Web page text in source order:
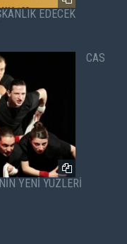
EDECEK
CAS
YENİ YÜZLERİ